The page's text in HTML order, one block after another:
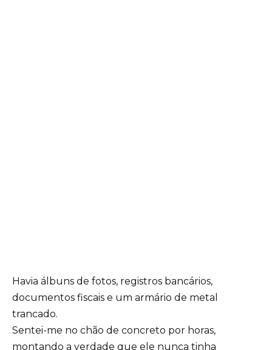
Havia álbuns de fotos, registros bancários,
documentos fiscais e um armário de metal
trancado.
Sentei-me no chão de concreto por horas,
montando a verdade que ele nunca tinha